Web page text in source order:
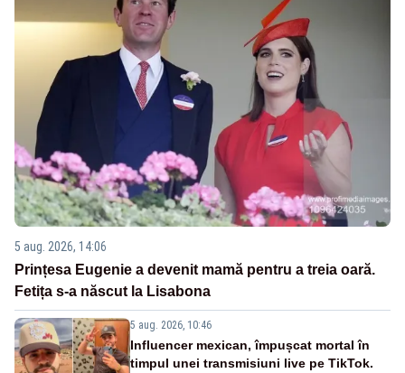
5 aug. 2026, 14:06
Prințesa Eugenie a devenit mamă pentru a treia oară.
Fetița s-a născut la Lisabona
5 aug. 2026, 10:46
Influencer mexican, împușcat mortal în
timpul unei transmisiuni live pe TikTok.